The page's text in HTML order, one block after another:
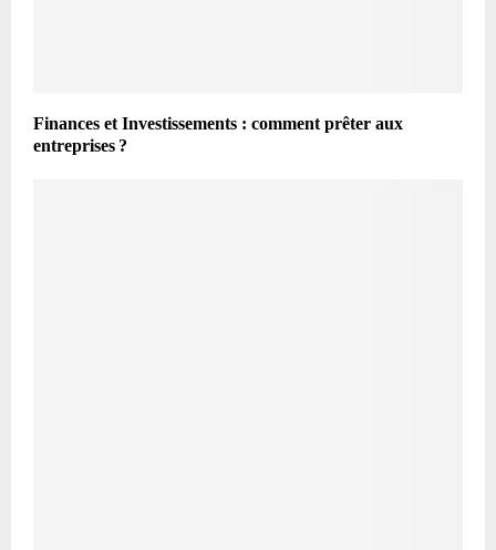
Finances et Investissements : comment prêter aux
entreprises ?